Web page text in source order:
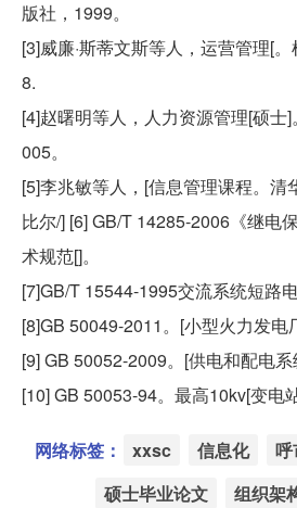
版社，1999。
[3]威廉·斯蒂文斯等人，运营管理[
8.
[4]赵曙明等人，人力资源管理[硕士
005。
[5]李兆敏等人，[信息管理课程。清
比尔/] [6] GB/T 14285-2006《继电
术规范[]。
[7]GB/T 15544-1995交流系统短路电
[8]GB 50049-2011。[小型火力发电
[9] GB 50052-2009。[供电和配电
[10] GB 50053-94。最高10kv[变电
网络标签： xxsc 信息化 呼
硕士毕业论文
组织架